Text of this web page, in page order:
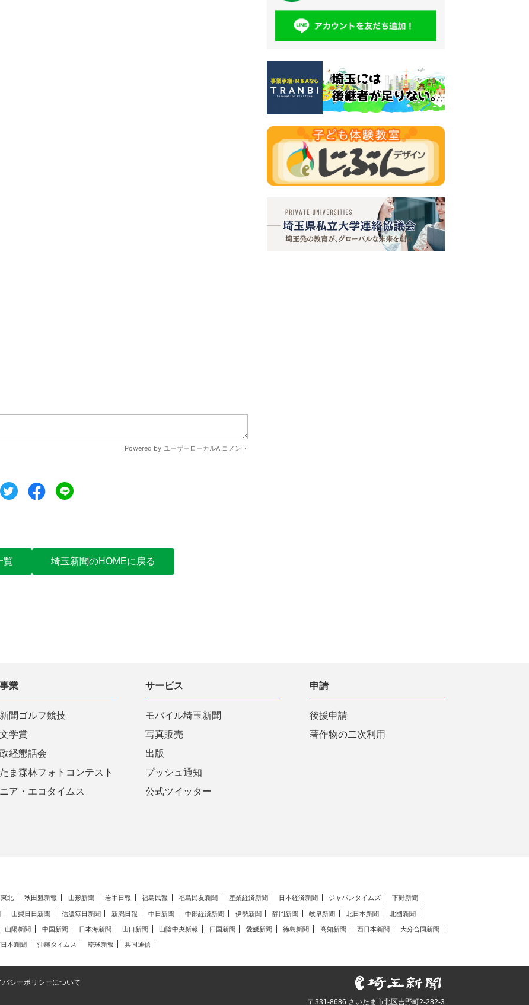
2026年度県公立高校・県立中学校生徒募集人員
2026年度県公立高校・県立中学校生徒募集人員
（4）
ツイートシェア
覧 埼玉新聞のHOMEに戻る
業
聞ゴルフ競技
学賞
経懇話会
ま森林フォトコンテスト
ア・エコタイムス
サービス
モバイル埼玉新聞
写真販売
出版
プッシュ通知
公式ツイッター
申請
後援申請
著作物の二次利用
北 秋田魁新報 山形新聞 岩手日報 福島民報 福島民友新聞 産業経済新聞 日本経済新聞 ジャパンタイムズ 下野新聞
山梨日日新聞 信濃毎日新聞 新潟日報 中日新聞 中部経済新聞 伊勢新聞 静岡新聞 岐阜新聞 北日本新聞 北國新聞
山陽新聞 中国新聞 日本海新聞 山口新聞 山陰中央新報 四国新聞 愛媛新聞 徳島新聞 高知新聞 西日本新聞 大分合同新聞
本新聞 沖縄タイムス 琉球新報 共同通信
バシーポリシーについて
〒331-8686 さいたま市北区吉野町2-282-3